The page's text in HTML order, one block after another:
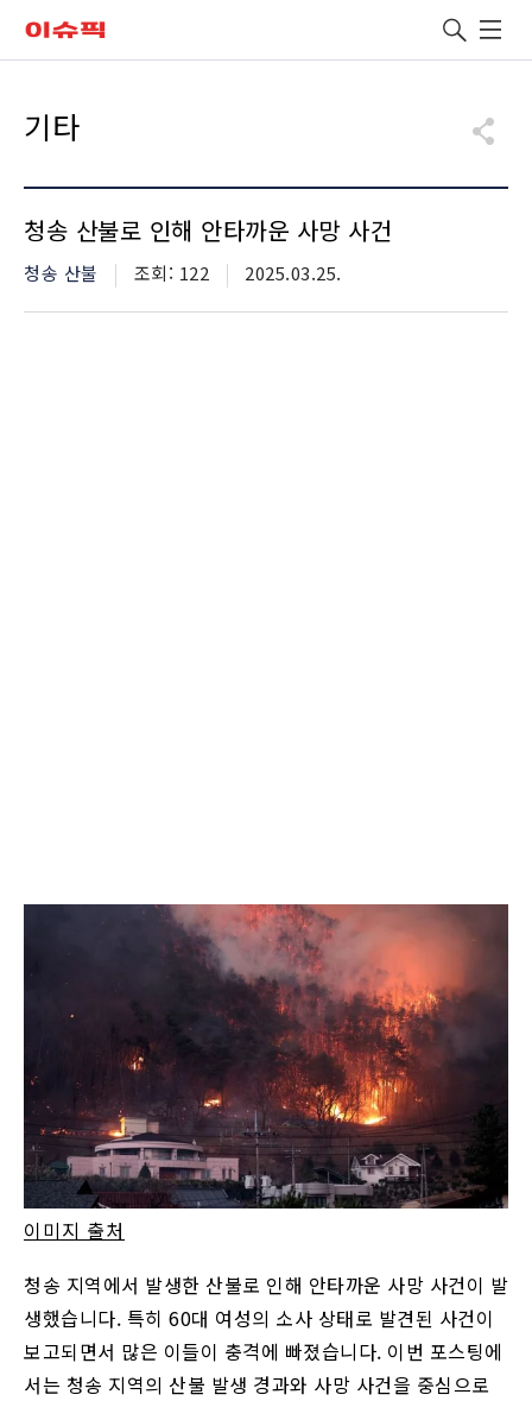
유용한 메뉴
검색
기타
청송 산불로 인해 안타까운 사망 사건
카테고리
청송 산불 조회수
조회: 122 등재일자
2025.03.25.
이미지 출처
청송 지역에서 발생한 산불로 인해 안타까운 사망 사건이 발
생했습니다. 특히 60대 여성의 소사 상태로 발견된 사건이
보고되면서 많은 이들이 충격에 빠졌습니다. 이번 포스팅에
서는 청송 지역의 산불 발생 경과와 사망 사건을 중심으로